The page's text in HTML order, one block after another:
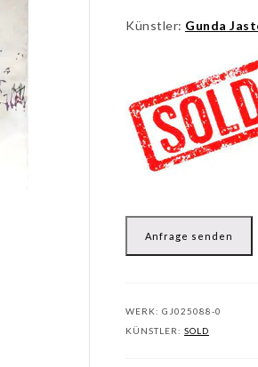
Künstler: Gunda
Anfrage senden
WERK: GJ025088-0
KÜNSTLER: SOLD